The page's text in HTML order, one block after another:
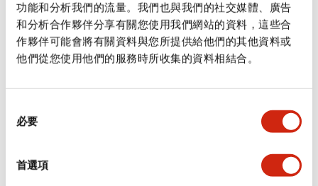
功能和分析我們的流量。我們也與我們的社交媒體、廣告
和分析合作夥伴分享有關您使用我們網站的資料，這些合
作夥伴可能會將有關資料與您所提供給他們的其他資料或
他們從您使用他們的服務時所收集的資料相結合。
必要
首選項
規格 顯示全部
審美規範
環境規範
功能規格